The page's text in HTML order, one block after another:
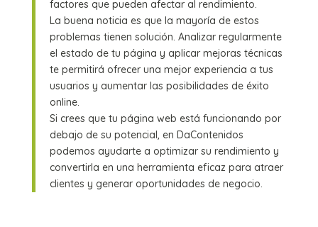
factores que pueden afectar al rendimiento.
La buena noticia es que la mayoría de estos
problemas tienen solución. Analizar regularmente
el estado de tu página y aplicar mejoras técnicas
te permitirá ofrecer una mejor experiencia a tus
usuarios y aumentar las posibilidades de éxito
online.
Si crees que tu página web está funcionando por
debajo de su potencial, en DaContenidos
podemos ayudarte a optimizar su rendimiento y
convertirla en una herramienta eficaz para atraer
clientes y generar oportunidades de negocio.